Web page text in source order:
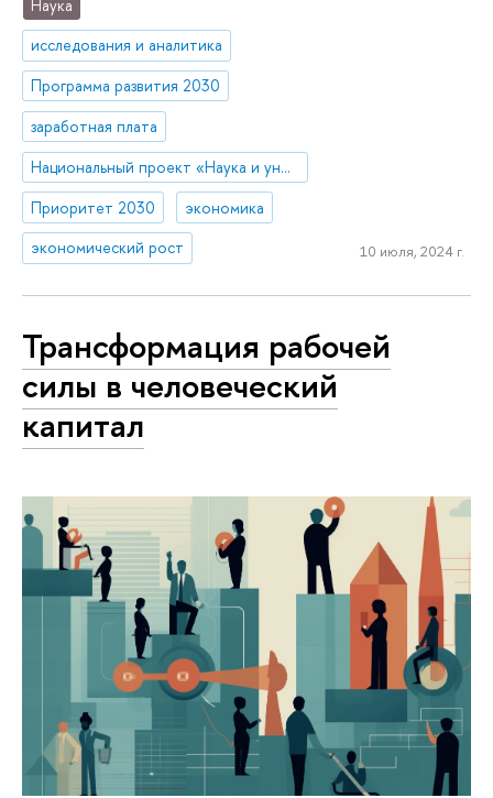
Наука
исследования и аналитика
Программа развития 2030
заработная плата
Национальный проект «Наука и университеты»
Приоритет 2030
экономика
экономический рост
10 июля, 2024 г.
Трансформация рабочей
силы в человеческий
капитал